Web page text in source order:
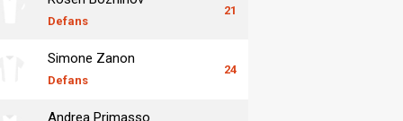
Defans
21
Simone Zanon
Defans
24
Andrea Primasso